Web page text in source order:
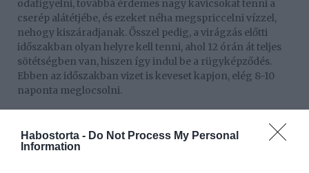
Habostorta - Do Not Process My Personal
Information
odafigyelni, továbbá érdemes nagy kavicsokat tenni a
cserép alátétjébe, és ezeket néha megspriccelni vízzel,
nehogy kiszáradjanak. Ősszel pedig, a virágzás előtti
időszakban olyan helyre kell tenni, ahol 12 órán át teljes
sötétségben van, hiszen így indul be a rügyképződés.
Ebben az időszakban vizet is keveset kapjon, elég 8-10
naponta meglocsolni.
növényt szeptember végén ki kell tenni hűvös, kb. 15
fokos helyiségbe, ahol kevés fény éri. Egészen november